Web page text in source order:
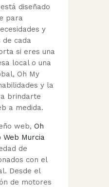
diseñado
para
y
de cada
si eres una
local o una
Oh My
y la
brindarte
a medida.
web,Oh
Web Murcia
de
con el
Desde el
de motores